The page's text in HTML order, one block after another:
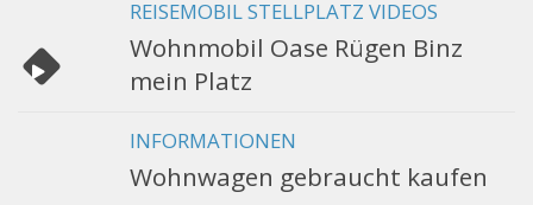
REISEMOBIL STELLPLATZ VIDEOS
Wohnmobil Oase Rügen Binz
mein Platz
INFORMATIONEN
Wohnwagen gebraucht kaufen